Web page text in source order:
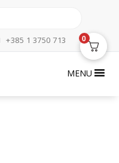
+385 1 3750 713
MENU
0